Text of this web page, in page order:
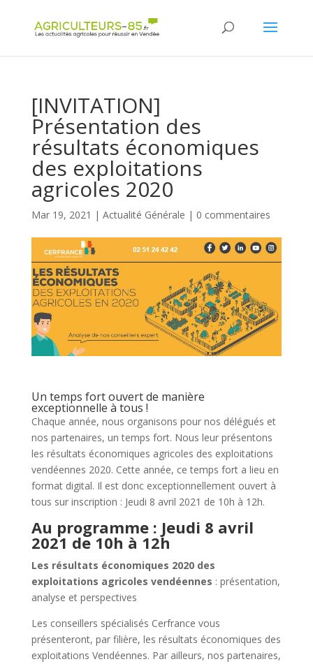
[INVITATION]
Présentation des
résultats économiques
des exploitations
agricoles 2020
Mar 19, 2021 | Actualité Générale | 0 commentaires
Un temps fort ouvert de manière
exceptionnelle à tous !
Chaque année, nous organisons pour nos délégués et
nos partenaires, un temps fort. Nous leur présentons
les résultats économiques agricoles des exploitations
vendéennes 2020. Cette année, ce temps fort a lieu en
format digital. Il est donc exceptionnellement ouvert à
tous sur inscription : Jeudi 8 avril 2021 de 10h à 12h.
Au programme : Jeudi 8 avril
2021 de 10h à 12h
Les résultats économiques 2020 des
exploitations agricoles vendéennes : présentation,
analyse et perspectives
Les conseillers spécialisés Cerfrance vous
présenteront, par filière, les résultats économiques des
exploitations Vendéennes. Par ailleurs, nos partenaires,